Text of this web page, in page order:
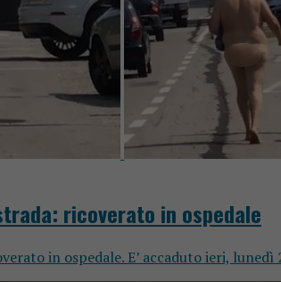
ricoverato in ospedale
in ospedale. E’ accaduto ieri,